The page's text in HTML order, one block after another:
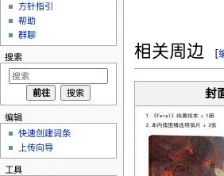
相关周边 [
封
方针指引
帮助
群聊
搜索
编辑
快速创建词条
上传向导
工具